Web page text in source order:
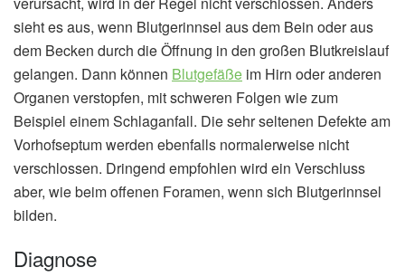
sieht es aus, wenn Blutgerinnsel aus dem Bein oder aus
dem Becken durch die Öffnung in den großen Blutkreislauf
gelangen. Dann können Blutgefäße im Hirn oder anderen
Organen verstopfen, mit schweren Folgen wie zum
Beispiel einem Schlaganfall. Die sehr seltenen Defekte am
Vorhofseptum werden ebenfalls normalerweise nicht
verschlossen. Dringend empfohlen wird ein Verschluss
aber, wie beim offenen Foramen, wenn sich Blutgerinnsel
bilden.
Diagnose